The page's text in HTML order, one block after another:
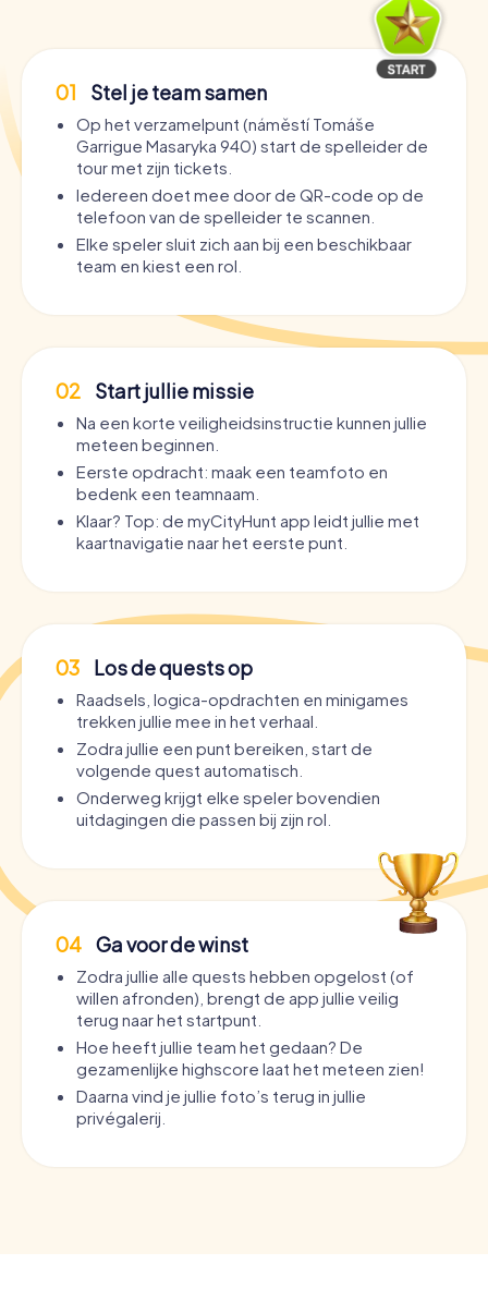
01 Stel je team samen
Op het verzamelpunt (náměstí Tomáše
Garrigue Masaryka 940) start de spelleider de
tour met zijn tickets.
Iedereen doet mee door de QR-code op de
telefoon van de spelleider te scannen.
Elke speler sluit zich aan bij een beschikbaar
team en kiest een rol.
02 Start jullie missie
Na een korte veiligheidsinstructie kunnen jullie
meteen beginnen.
Eerste opdracht: maak een teamfoto en
bedenk een teamnaam.
Klaar? Top: de myCityHunt app leidt jullie met
kaartnavigatie naar het eerste punt.
03 Los de quests op
Raadsels, logica-opdrachten en minigames
trekken jullie mee in het verhaal.
Zodra jullie een punt bereiken, start de
volgende quest automatisch.
Onderweg krijgt elke speler bovendien
uitdagingen die passen bij zijn rol.
04 Ga voor de winst
Zodra jullie alle quests hebben opgelost (of
willen afronden), brengt de app jullie veilig
terug naar het startpunt.
Hoe heeft jullie team het gedaan? De
gezamenlijke highscore laat het meteen zien!
Daarna vind je jullie foto’s terug in jullie
privégalerij.